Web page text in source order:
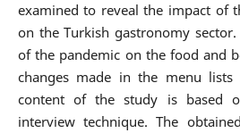
examined to reveal the impact of
on the Turkish gastronomy
of the pandemic on the food and
changes made in the menu lists
content of the study is based
interview technique. The